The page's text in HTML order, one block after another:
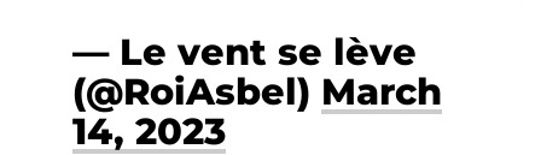
— Le vent se lève
(@RoiAsbel) March
14, 2023